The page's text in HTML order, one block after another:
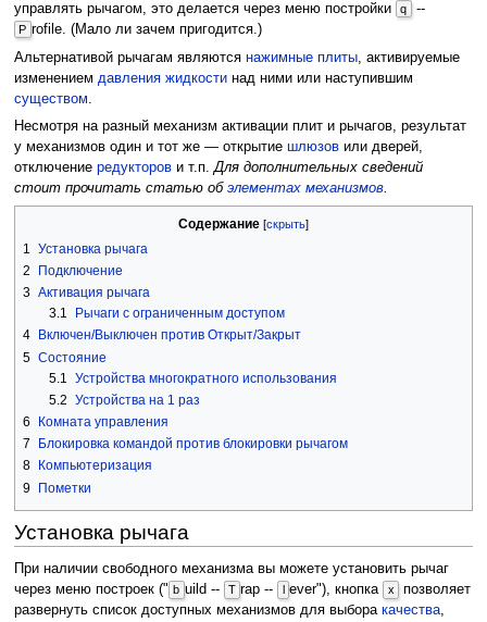
управлять рычагом, это делается через меню постройки
q --
P rofile. (Мало ли зачем пригодится.)
Альтернативой рычагам являются нажимные плиты, активируемые
изменением давления жидкостинад ними или наступившим
существом
Несмотря на разный механизм активации плит и рычагов, результат
у механизмов один и тот же — открытие шлюзовили дверей,
отключение редукторови т.п.Для дополнительных сведений
стоит прочитать статью об элементах механизмов.
Содержание
1 Установка рычага
2
Подключение
3 Активация рычага
3.1
Рычаги с ограниченным доступом
4
Включен/Выключен против Открыт/Закрыт
5 Состояние
5.1
Устройства многократного использования
5.2 Устройства на 1 раз
6
Комната управления
7
Блокировка командой против блокировки рычагом
8
Компьютеризация
9 Пометки
Установка рычага
При наличии свободного механизма вы можете установить рычаг
через меню построек (" b uild -- T rap -- ever"), кнопка x
позволяет
развернуть список доступных механизмов для выбора качества,